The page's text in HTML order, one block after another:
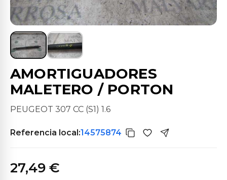
AMORTIGUADORES
MALETERO / PORTON
PEUGEOT 307 CC (S1) 1.6
Referencia local:14575874
27,49 €